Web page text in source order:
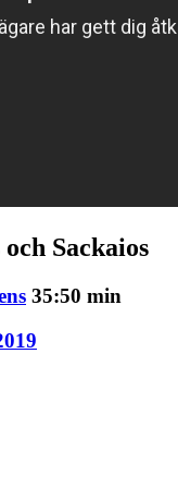
Sackaios
35:50 min